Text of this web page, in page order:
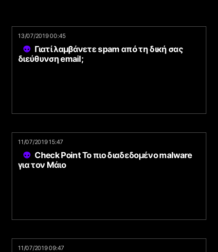
13/07/2019 00:45
Γιατί λαμβάνετε spam από τη δική σας
διεύθυνση email;
11/07/2019 15:47
Check Point Το πιο διαδεδομένο malware
για τον Μάιο
11/07/2019 09:47